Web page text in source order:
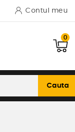
Contul meu
0
Cauta